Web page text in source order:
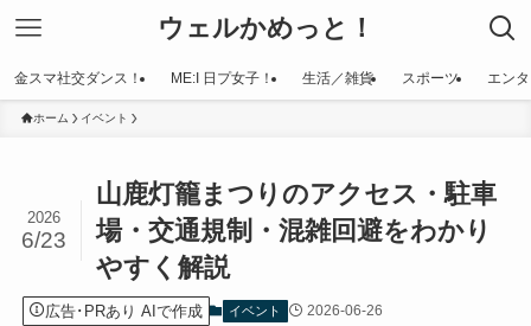
ウェルかめっと！
金スマ社交ダンス！ ME:I 日プ女子！ 生活／雑貨 スポーツ エン
ホーム イベント
山鹿灯籠まつりのアクセス・駐車
場・交通規制・混雑回避をわかり
やすく解説
2026
6/23
広告･PRあり AIで作成 イベント 2026-06-26